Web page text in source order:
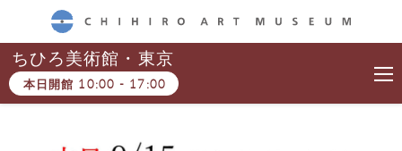
CHIHIRO ART MUSEUM
ちひろ美術館・東京
本日開館 10:00 - 17:00